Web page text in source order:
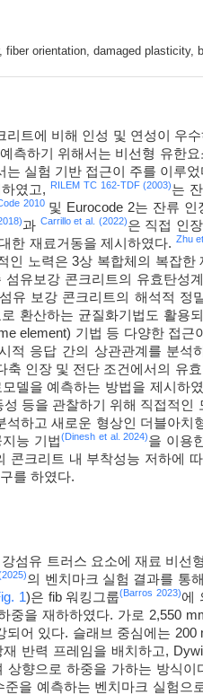
orientation, damaged plasticity,
트에 비해 인성 및 연성이 우
측하기 위해서는 비선형 유한
실험 기반 접근이 주를 이루었
였고, RILEM TC 162-TDF (2003)는
2010 및 Eurocode 2는 잔류
과 Carrillo et al. (2022)은 직접 인
한 재료거동을 제시하였다. Zhu
인 노력은 3상 복합체의 복잡
섬유보강 콘크리트의 유효탄성
유 보강 콘크리트의 해석적
환산하는 균질화기법도 활용
element) 기법 등 다양한 접근
적 응답 간의 상관관계를 분
축 인장 및 전단 조건에서의 유
델을 예측하는 방법을 제시하
등을 관찰하기 위해 직접적인
하고 새로운 형상인 더블아
능 기법(Dinesh et al. 2024)을 이용
콘크리트 내 부착성능 저하에
를 하였다.
섬유 트러스 요소에 재료 비
의 벤치마크 실험 결과를 통
1)은 fib 워킹그룹(Barros 2023)에
중을 재하하였다. 가로 2,550
어 있다. 슬래브 중심에는
반력 프레임을 배치하고,
상향으로 하중을 가하는 방식이
을 예측하는 벤치마크 실험으